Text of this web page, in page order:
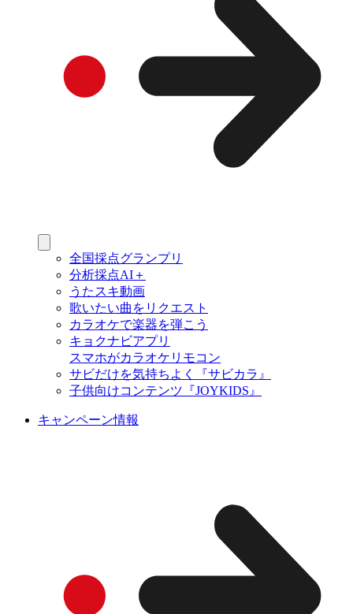
全国採点グランプリ
分析採点AI＋
うたスキ動画
歌いたい曲をリクエスト
カラオケで楽器を弾こう
キョクナビアプリ
スマホがカラオケリモコン
サビだけを気持ちよく『サビカラ』
子供向けコンテンツ『JOYKIDS』
キャンペーン情報